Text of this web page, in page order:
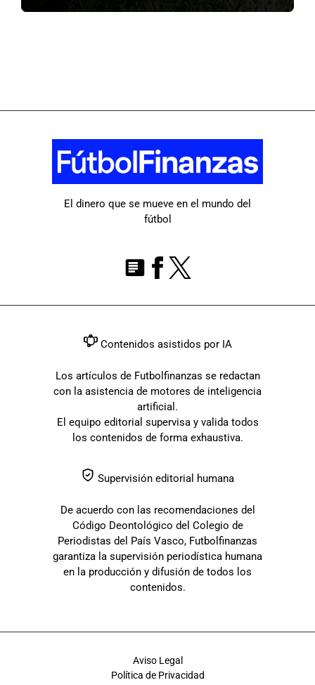
El dinero que se mueve en el mundo del
fútbol
Contenidos asistidos por IA
Los artículos de Futbolfinanzas se redactan
con la asistencia de motores de inteligencia
artificial.
El equipo editorial supervisa y valida todos
los contenidos de forma exhaustiva.
Supervisión editorial humana
De acuerdo con las recomendaciones del
Código Deontológico del Colegio de
Periodistas del País Vasco, Futbolfinanzas
garantiza la supervisión periodística humana
en la producción y difusión de todos los
contenidos.
Aviso Legal
Política de Privacidad